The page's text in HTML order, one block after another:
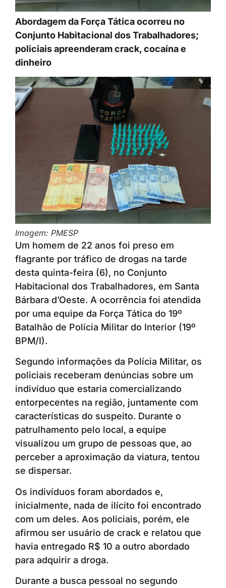
Abordagem da Força Tática ocorreu no
Conjunto Habitacional dos Trabalhadores;
policiais apreenderam crack, cocaína e
dinheiro
Imagem: PMESP
Um homem de 22 anos foi preso em
flagrante por tráfico de drogas na tarde
desta quinta-feira (6), no Conjunto
Habitacional dos Trabalhadores, em Santa
Bárbara d’Oeste. A ocorrência foi atendida
por uma equipe da Força Tática do 19º
Batalhão de Polícia Militar do Interior (19º
BPM/I).
Segundo informações da Polícia Militar, os
policiais receberam denúncias sobre um
indivíduo que estaria comercializando
entorpecentes na região, juntamente com
características do suspeito. Durante o
patrulhamento pelo local, a equipe
visualizou um grupo de pessoas que, ao
perceber a aproximação da viatura, tentou
se dispersar.
Os indivíduos foram abordados e,
inicialmente, nada de ilícito foi encontrado
com um deles. Aos policiais, porém, ele
afirmou ser usuário de crack e relatou que
havia entregado R$ 10 a outro abordado
para adquirir a droga.
Durante a busca pessoal no segundo